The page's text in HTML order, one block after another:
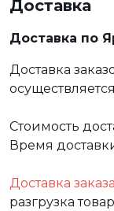
Доставка
Доставка по
Доставка
Стоимость
Время
Доставка
разгрузка